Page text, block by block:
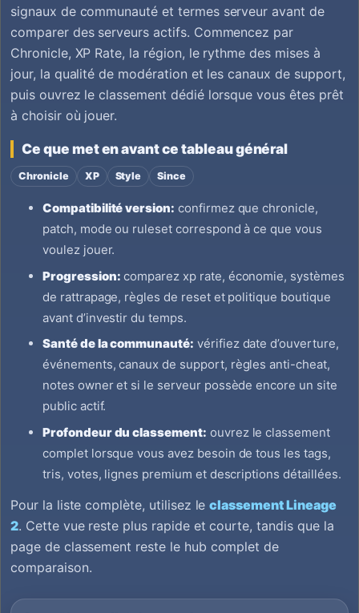
signaux de communauté et termes serveur avant de
comparer des serveurs actifs. Commencez par
Chronicle, XP Rate, la région, le rythme des mises à
jour, la qualité de modération et les canaux de support,
puis ouvrez le classement dédié lorsque vous êtes prêt
à choisir où jouer.
Ce que met en avant ce tableau général
Chronicle XP Style Since
Compatibilité version: confirmez que chronicle,
patch, mode ou ruleset correspond à ce que vous
voulez jouer.
Progression: comparez xp rate, économie, systèmes
de rattrapage, règles de reset et politique boutique
avant d’investir du temps.
Santé de la communauté: vérifiez date d’ouverture,
événements, canaux de support, règles anti-cheat,
notes owner et si le serveur possède encore un site
public actif.
Profondeur du classement: ouvrez le classement
complet lorsque vous avez besoin de tous les tags,
tris, votes, lignes premium et descriptions détaillées.
Pour la liste complète, utilisez leclassement Lineage
2. Cette vue reste plus rapide et courte, tandis que la
page de classement reste le hub complet de
comparaison.